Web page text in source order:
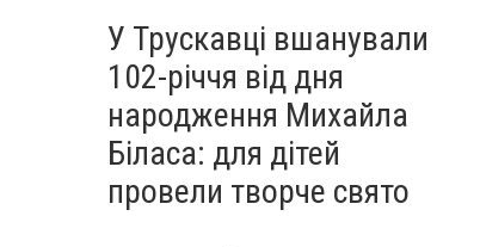
У Трускавці вшанували
102-річчя від дня
народження Михайла
Біласа: для дітей
провели творче свято